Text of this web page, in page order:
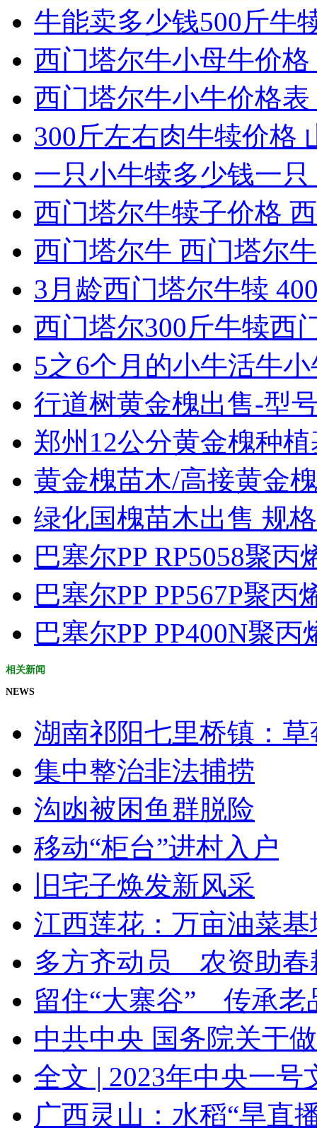
牛能卖多少钱500斤牛
西门塔尔牛小母牛价
西门塔尔牛小牛价格
300斤左右肉牛犊价格
一只小牛犊多少钱一
西门塔尔牛犊子价格
西门塔尔牛 西门塔尔
3月龄西门塔尔牛犊
西门塔尔300斤牛犊西
5之6个月的小牛活牛
行道树黄金槐出售-型
郑州12公分黄金槐种
黄金槐苗木/高接黄金
绿化国槐苗木出售 规
巴塞尔PP RP5058聚丙
巴塞尔PP PP567P聚丙
巴塞尔PP PP400N聚丙
相关新闻
NEWS
湖南祁阳七里桥镇：
集中整治非法捕捞
沟凼被困鱼群脱险
移动“柜台”进村入户
旧宅子焕发新风采
江西莲花：万亩油菜
多方齐动员 农资助春
留住“大寨谷” 传承老
中共中央 国务院关于
全文 | 2023年中央一号
广西灵山：水稻“旱直